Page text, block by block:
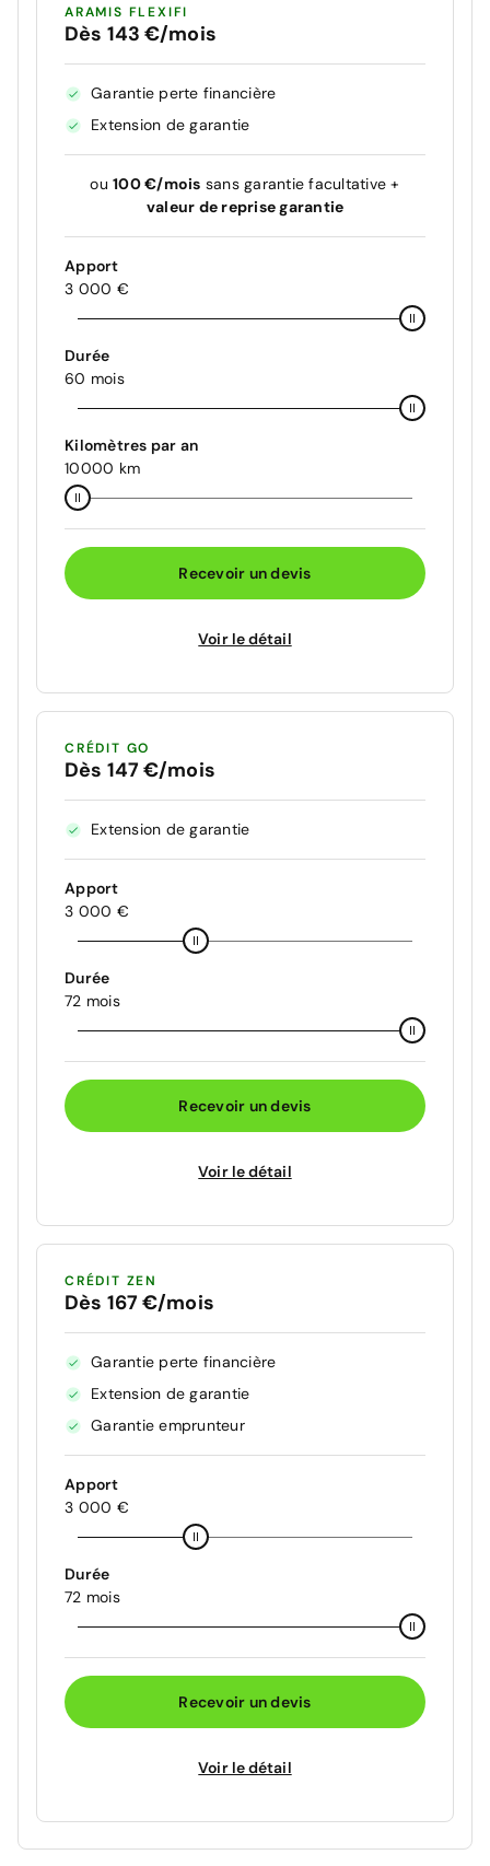
ARAMIS FLEXIFI
Dès 143 €/mois
Garantie perte financière
Extension de garantie
ou100 €/mois sans garantie facultative +
valeur de reprise garantie
Apport
3 000 €
Durée
60 mois
Kilomètres par an
10000 km
Recevoir un devis
Voir le détail
CRÉDIT GO
Dès 147 €/mois
Extension de garantie
Apport
3 000 €
Durée
72 mois
Recevoir un devis
Voir le détail
CRÉDIT ZEN
Dès 167 €/mois
Garantie perte financière
Extension de garantie
Garantie emprunteur
Apport
3 000 €
Durée
72 mois
Recevoir un devis
Voir le détail